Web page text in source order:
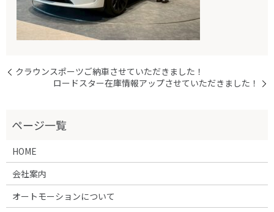
クラウンスポーツご納車させていただきました！
ロードスター在庫情報アップさせていただきました！
HOME
会社案内
オートモーションについて